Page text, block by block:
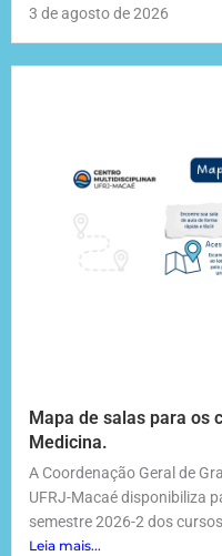
3 de agosto de 2026
Mapa de salas para os
Medicina.
A Coordenação Geral de
UFRJ-Macaé disponibiliza
semestre 2026-2 dos
Leia mais...